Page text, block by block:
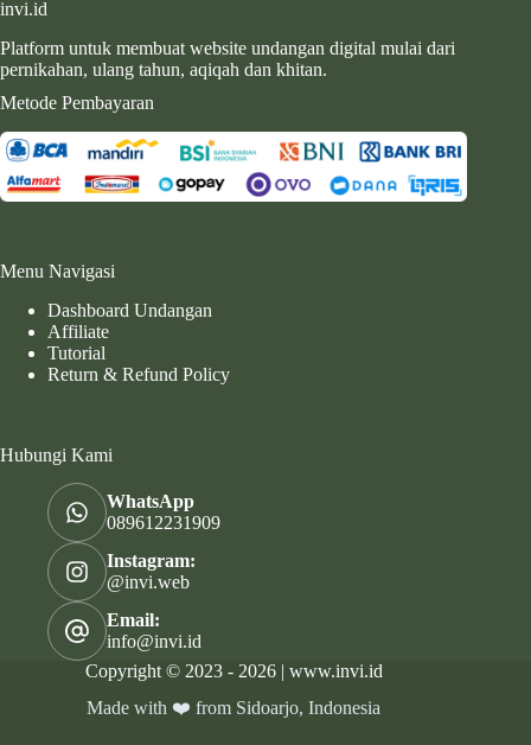
invi.id
Platform untuk membuat website undangan digital mulai dari
pernikahan, ulang tahun, aqiqah dan khitan.
Metode Pembayaran
Menu Navigasi
Dashboard Undangan
Affiliate
Tutorial
Return & Refund Policy
Hubungi Kami
WhatsApp
089612231909
Instagram:
@invi.web
Email:
info@invi.id
Copyright © 2023 - 2026 | www.invi.id
Made with ❤️ from Sidoarjo, Indonesia